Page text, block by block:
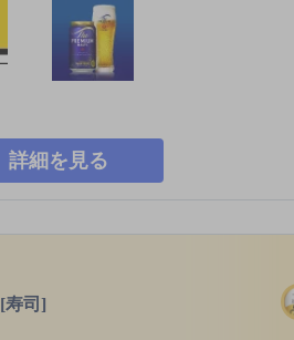
詳細を見る
[寿司]